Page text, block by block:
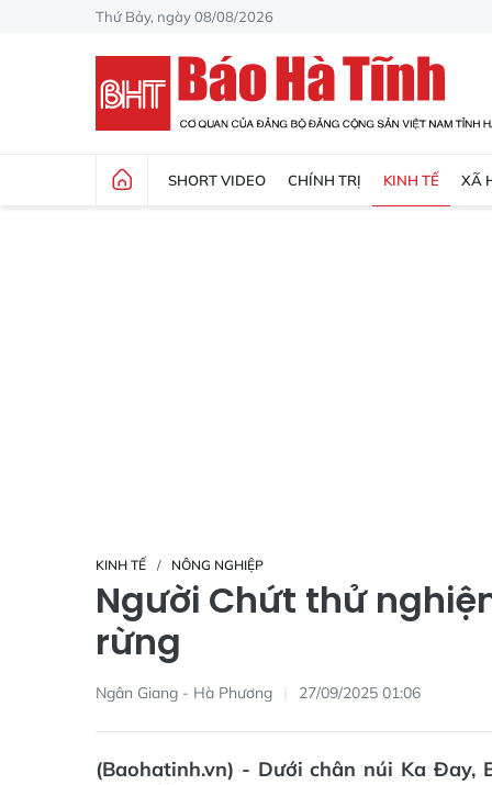
Thứ Bảy, ngày 08/08/2026
SHORT VIDEO CHÍNH TRỊ KINH TẾ XÃ
KINH TẾ NÔNG NGHIỆP
Người Chứt thử
rừng
Ngân Giang - Hà Phương 27/09/2025 01:06
(Baohatinh.vn) - Dưới chân núi Ka Đay,